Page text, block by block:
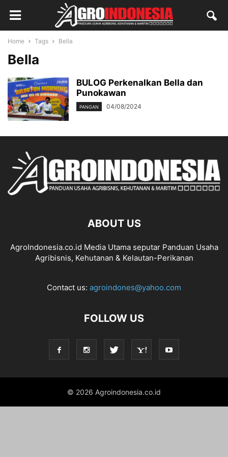
Home Tags Bella
Bella
BULOG Perkenalkan Bella dan
Punokawan
PANGAN 04/08/2024
ABOUT US
AgroIndonesia.co.id Media Utama seputar Panduan Usaha
Agribisnis, Kehutanan & Kelautan-Perikanan
Contact us: agroindones@yahoo.com
FOLLOW US
© 2026 Agroindonesia.co.id